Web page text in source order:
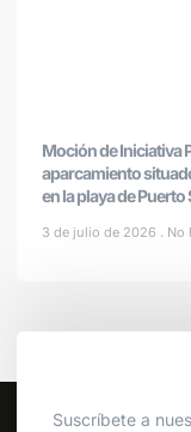
Moción de Iniciativa
aparcamiento
en la playa de
3 de julio de 2026 No
Suscríbete a